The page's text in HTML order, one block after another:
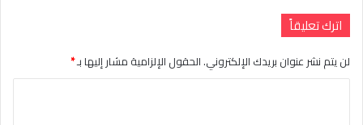
اترك تعليقاً
لن يتم نشر عنوان بريدك الإلكتروني.الحقول الإلزامية مشار إليها بـ*